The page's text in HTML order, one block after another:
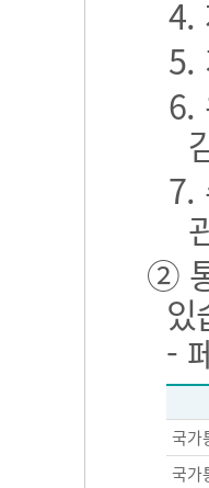
4.
5.
6.
7.
②
있
-
국가
국가